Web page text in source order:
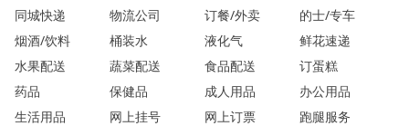
同城快递 物流公司 订餐/外卖
的士/专车
烟酒/饮料
桶装水 液化气
鲜花速递
水果配送
蔬菜配送 食品配送
订蛋糕
药品
保健品 成人用品
办公用品
生活用品
网上挂号 网上订票
跑腿服务